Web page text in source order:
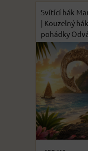
Svítící hák
| Kouzelný
pohádky